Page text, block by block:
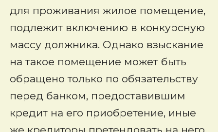
для проживания жилое помещение,
подлежит включению в конкурсную
массу должника. Однако взыскание
на такое помещение может быть
обращено только по обязательству
перед банком, предоставившим
кредит на его приобретение, иные